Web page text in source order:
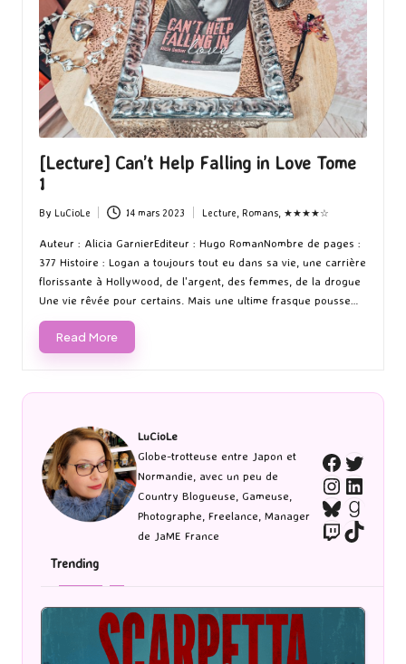
[Lecture] Can’t Help Falling in Love Tome
1
Posted
by
By LuCioLe 14 mars 2023
Posted
in
Lecture Romans, ★★★★☆
Auteur : Alicia GarnierEditeur : Hugo RomanNombre de pages :
377 Histoire : Logan a toujours tout eu dans sa vie, une carrière
florissante à Hollywood, de l'argent, des femmes, de la drogue
Une vie rêvée pour certains. Mais une ultime frasque pousse…
Read More
LuCioLe
Globe-trotteuse entre Japon et
Normandie, avec un peu de
Country Blogueuse, Gameuse,
Photographe, Freelance, Manager
de JaME France
Bluesky
TwitchTikTok
Trending